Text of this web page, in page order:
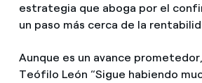
estrategia que aboga por el
un paso más cerca de la
Aunque es un avance
Teófilo León “Sigue habiendo